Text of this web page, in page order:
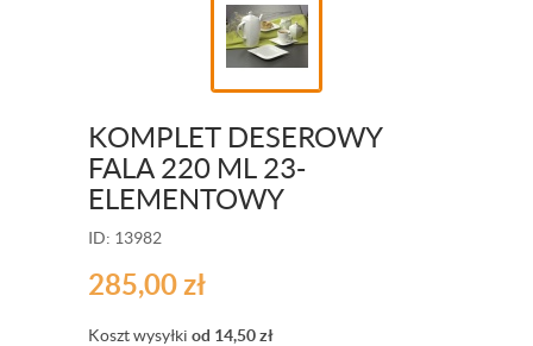
KOMPLET DESEROWY
FALA 220 ML 23-
ELEMENTOWY
ID: 13982
285,00zł
Koszt wysyłki od 14,50zł